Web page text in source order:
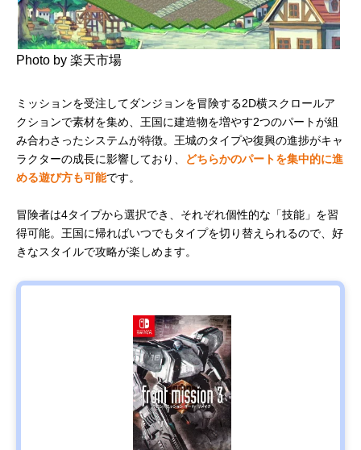
Photo by 楽天市場
ミッションを受注してダンジョンを冒険する2D横スクロールア
クションで素材を集め、王国に建造物を増やす2つのパートが組
み合わさったシステムが特徴。王城のタイプや復興の進捗がキャ
ラクターの成長に影響しており、
どちらかのパートを集中的に進
める遊び方も可能です。
冒険者は4タイプから選択でき、それぞれ個性的な「技能」を習
得可能。王国に帰ればいつでもタイプを切り替えられるので、好
きなスタイルで攻略が楽しめます。